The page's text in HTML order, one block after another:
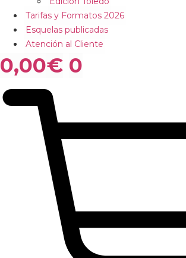
Tarifas y Formatos 2026
Esquelas publicadas
Atención al Cliente
0,00€ 0